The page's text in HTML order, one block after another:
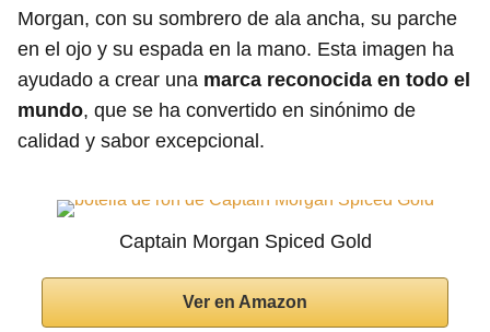
Morgan, con su sombrero de ala ancha, su parche
en el ojo y su espada en la mano. Esta imagen ha
ayudado a crear una marca reconocida en todo el
mundo, que se ha convertido en sinónimo de
calidad y sabor excepcional.
Captain Morgan Spiced Gold
Ver en Amazon